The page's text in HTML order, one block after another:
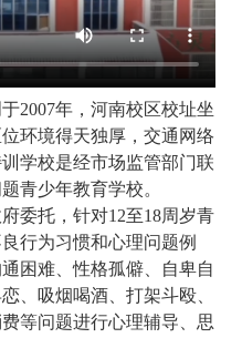
2007年，河南校区校址坐
环境得天独厚，交通网络
学校是经市场监管部门联
青少年教育学校。
委托，针对12至18周岁青
行为习惯和心理问题例
困难、性格孤僻、自卑自
、吸烟喝酒、打架斗殴、
等问题进行心理辅导、思